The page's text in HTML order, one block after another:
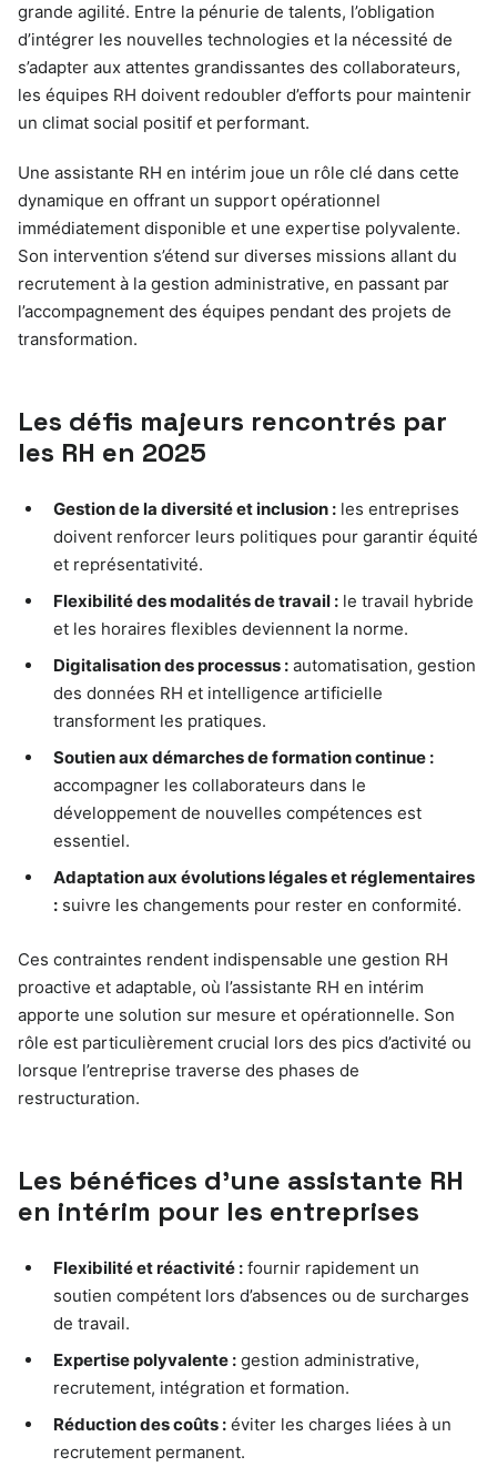
grande agilité. Entre la pénurie de talents, l’obligation
d’intégrer les nouvelles technologies et la nécessité de
s’adapter aux attentes grandissantes des collaborateurs,
les équipes RH doivent redoubler d’efforts pour maintenir
un climat social positif et performant.
Une assistante RH en intérim joue un rôle clé dans cette
dynamique en offrant un support opérationnel
immédiatement disponible et une expertise polyvalente.
Son intervention s’étend sur diverses missions allant du
recrutement à la gestion administrative, en passant par
l’accompagnement des équipes pendant des projets de
transformation.
Les défis majeurs rencontrés par
les RH en 2025
Gestion de la diversité et inclusion : les entreprises
doivent renforcer leurs politiques pour garantir équité
et représentativité.
Flexibilité des modalités de travail : le travail hybride
et les horaires flexibles deviennent la norme.
Digitalisation des processus : automatisation, gestion
des données RH et intelligence artificielle
transforment les pratiques.
Soutien aux démarches de formation continue :
accompagner les collaborateurs dans le
développement de nouvelles compétences est
essentiel.
Adaptation aux évolutions légales et réglementaires
: suivre les changements pour rester en conformité.
Ces contraintes rendent indispensable une gestion RH
proactive et adaptable, où l’assistante RH en intérim
apporte une solution sur mesure et opérationnelle. Son
rôle est particulièrement crucial lors des pics d’activité ou
lorsque l’entreprise traverse des phases de
restructuration.
Les bénéfices d’une assistante RH
en intérim pour les entreprises
Flexibilité et réactivité : fournir rapidement un
soutien compétent lors d’absences ou de surcharges
de travail.
Expertise polyvalente : gestion administrative,
recrutement, intégration et formation.
Réduction des coûts : éviter les charges liées à un
recrutement permanent.